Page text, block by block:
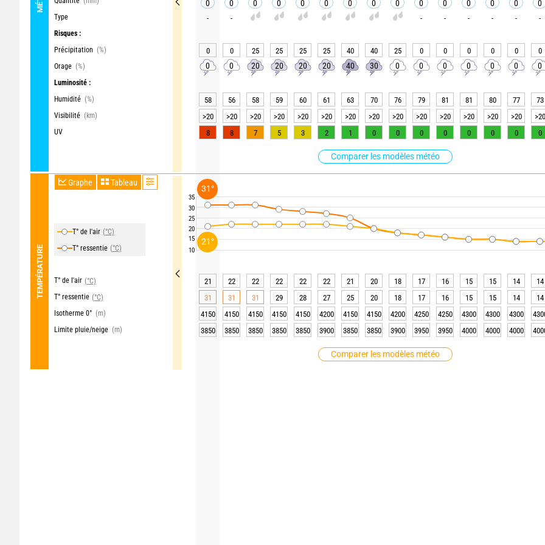
Type
Risques :
Précipitation (%)
Orage (%)
Luminosité :
Humidité (%)
Visibilité (km)
UV
Comparer les modèles météo
TEMPÉRATURE
Graphe Tableau
T° de l'air (°C)
T° ressentie (°C)
T° de l'air (°C)
T° ressentie (°C)
Isotherme 0° (m)
Limite pluie/neige (m)
Comparer les modèles météo
35
30
25
20
15
10
0 0 0 0 0 0 0 0 0 0 0 0 0 0 0
- - - - - - - -
0 0 25 25 25 25 40 40 25 0 0 0 0 0 0
0 0 20 20 20 20 40 30 0 0 0 0 0 0 0
58 56 58 59 60 61 63 70 76 79 81 81 80 77 73
>20
>20 >20 >20 >20 >20 >20 >20 >20 >20 >20 >20 >20 >20 >20
8
8 7 5 3 2 1 0 0 0 0 0 0 0 0
21 22 22 22 22 22 21 20 18 17 16 15 15 14 14
31
31 31 29 28 27 25 20 18 17 16 15 15 14 14
4150
4150 4150 4150 4150 4200 4150 4150 4200 4250 4250 4300 4300 4300
3850
3850 3850 3850 3850 3900 3850 3850 3900 3950 3950 4000 4000 4000
21°
31°